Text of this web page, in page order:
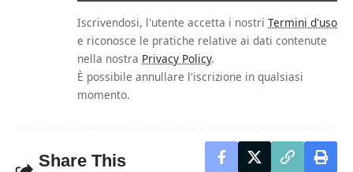
Iscrivendosi, l'utente accetta i nostri Termini d'uso
e riconosce le pratiche relative ai dati contenute
nella nostra Privacy Policy.
È possibile annullare l'iscrizione in qualsiasi
momento.
Share This